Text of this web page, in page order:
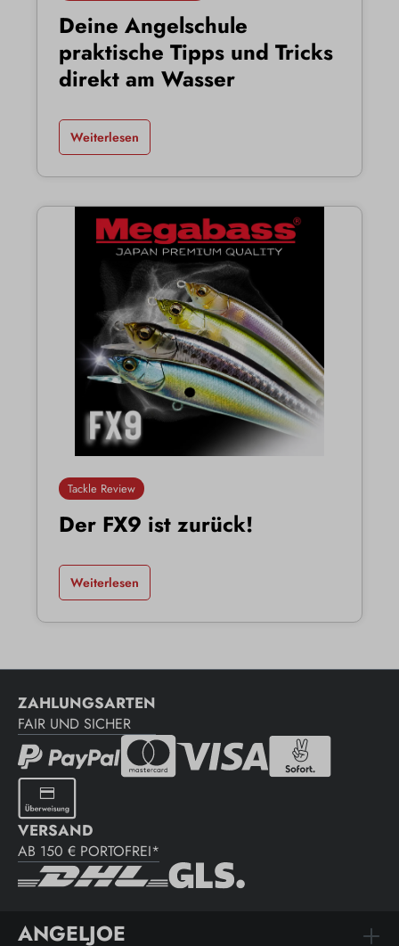
Deine Angelschule
praktische Tipps und Tricks
direkt am Wasser
Weiterlesen
Tackle Review
Der FX9 ist zurück!
Weiterlesen
ZAHLUNGSARTEN
FAIR UND SICHER
VERSAND
AB 150 € PORTOFREI*
ANGELJOE